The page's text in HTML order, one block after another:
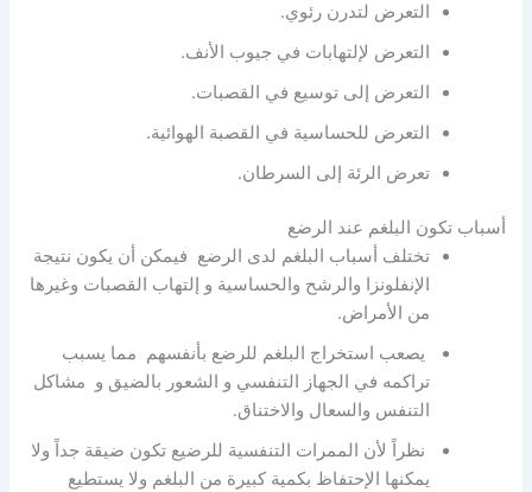
التعرض لتدرن رئوي.
التعرض لإلتهابات في جيوب الأنف.
التعرض إلى توسيع في القصبات.
التعرض للحساسية في القصبة الهوائية.
تعرض الرئة إلى السرطان.
أسباب تكون البلغم عند الرضع
تختلف أسباب البلغم لدى الرضع فيمكن أن يكون نتيجة
الإنفلونزا والرشح والحساسية و إلتهاب القصبات وغيرها
من الأمراض.
يصعب استخراج البلغم للرضع بأنفسهم مما يسبب
تراكمه في الجهاز التنفسي و الشعور بالضيق و مشاكل
التنفس والسعال والاختناق.
نظراً لأن الممرات التنفسية للرضيع تكون ضيقة جداً ولا
يمكنها الإحتفاظ بكمية كبيرة من البلغم ولا يستطيع